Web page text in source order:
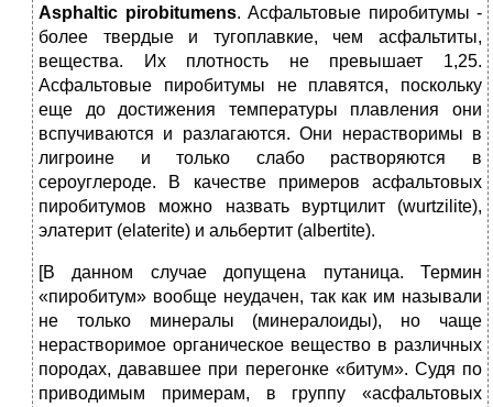
Asphaltic pirobitumens. Асфальтовые пиробитумы ‑
более твердые и тугоплавкие, чем асфальтиты,
вещества. Их плотность не превышает 1,25.
Асфальтовые пиробитумы не плавятся, поскольку
еще до достижения температуры плавления они
вспучиваются и разлагаются. Они нерастворимы в
лигроине и только слабо растворяются в
сероуглероде. В качестве примеров асфальтовых
пиробитумов можно назвать вуртцилит (wurtzilite),
элатерит (elaterite) и альбертит (albertite).
[В данном случае допущена путаница. Термин
«пиробитум» вообще неудачен, так как им называли
не только минералы (минералоиды), но чаще
нерастворимое органическое вещество в различных
породах, дававшее при перегонке «битум». Судя по
приводимым примерам, в группу «асфальтовых